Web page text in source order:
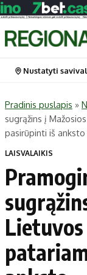
Portalas
Naujausi
Regionai
Lietuva
Pasaulis
Politika
Nustatyti
Pradinis puslapis »
sugrąžins į
pasirūpinti iš anksto
LAISVALAIKIS